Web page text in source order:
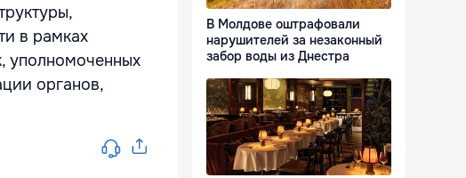
в рамках
уполномоченных
органов,
В Молдове оштрафовали
нарушителей за незаконный
забор воды из Днестра